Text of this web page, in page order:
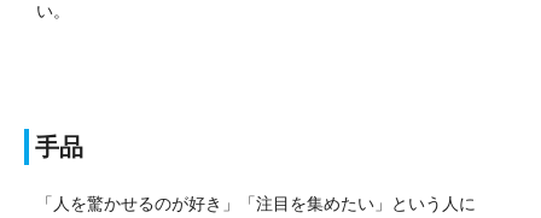
い。
手品
「人を驚かせるのが好き」「注目を集めたい」という人に